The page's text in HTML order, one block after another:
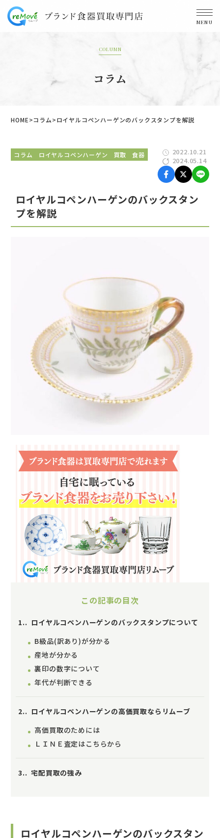
MENU
COLUMN
コラム
HOME コラム ロイヤルコペンハーゲンのバックスタンプを解説
コラム ロイヤルコペンハーゲン 買取 食器
2022.10.21
2024.05.14
ロイヤルコペンハーゲンのバックスタン
プを解説
この記事の目次
1.
ロイヤルコペンハーゲンのバックスタンプについて
B級品(訳あり)が分かる
産地が分かる
裏印の数字について
年代が判断できる
2.
ロイヤルコペンハーゲンの高価買取ならリムーブ
高価買取のためには
ＬＩＮＥ査定はこちらから
3. 宅配買取の強み
ロイヤルコペンハーゲンのバックスタン